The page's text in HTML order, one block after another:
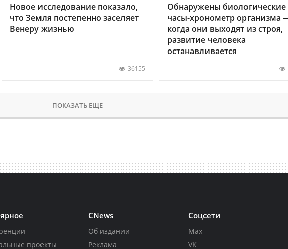
Новое исследование показало,
что Земля постепенно заселяет
Венеру жизнью
36155
Обнаружены биологические
часы-хронометр организма
когда они выходят из строя,
развитие человека
останавливается
ПОКАЗАТЬ ЕЩЕ
проекты
CNews
Об издании
Реклама
Соцсети
Max
VK